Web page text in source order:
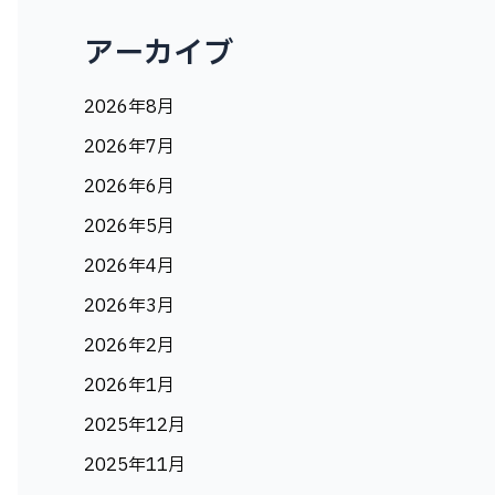
アーカイブ
2026年8月
2026年7月
2026年6月
2026年5月
2026年4月
2026年3月
2026年2月
2026年1月
2025年12月
2025年11月